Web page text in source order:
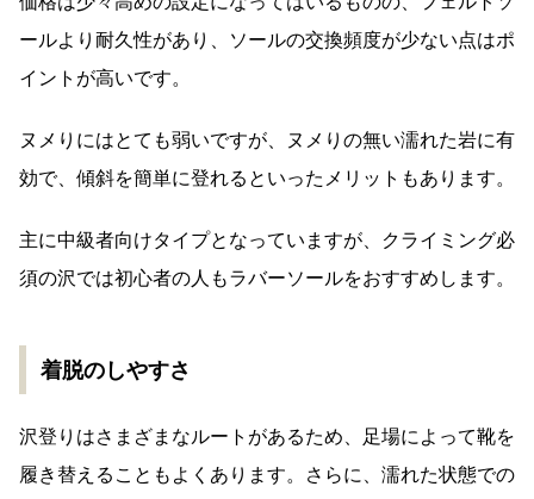
ールより耐久性があり、ソールの交換頻度が少ない点はポ
イントが高いです。
ヌメりにはとても弱いですが、ヌメりの無い濡れた岩に有
効で、傾斜を簡単に登れるといったメリットもあります。
主に中級者向けタイプとなっていますが、クライミング必
須の沢では初心者の人もラバーソールをおすすめします。
着脱のしやすさ
沢登りはさまざまなルートがあるため、足場によって靴を
履き替えることもよくあります。さらに、濡れた状態での